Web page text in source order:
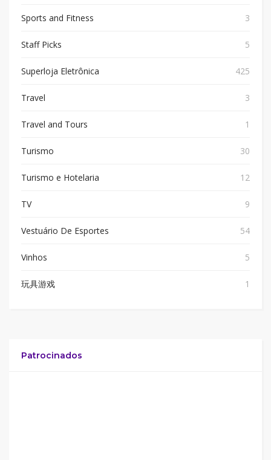
Sports and Fitness 3
Staff Picks 5
Superloja Eletrônica 425
Travel 3
Travel and Tours 1
Turismo 30
Turismo e Hotelaria 12
TV 9
Vestuário De Esportes 54
Vinhos 5
玩具游戏 1
Patrocinados